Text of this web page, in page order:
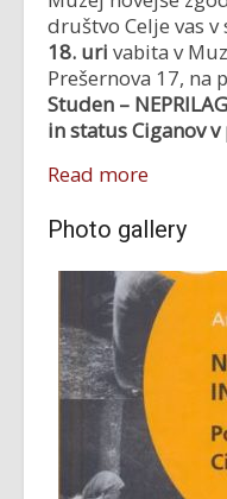
društvo Celje vas v
18. uri vabita v
Prešernova 17, na
Studen –
in status Ciganov
Read more
Photo gallery